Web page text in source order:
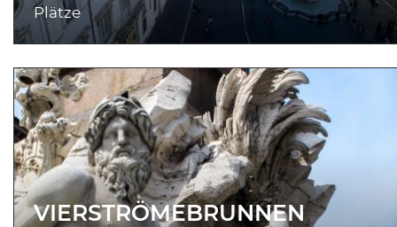
Plätze
VIERSTRÖMEBRUNNEN